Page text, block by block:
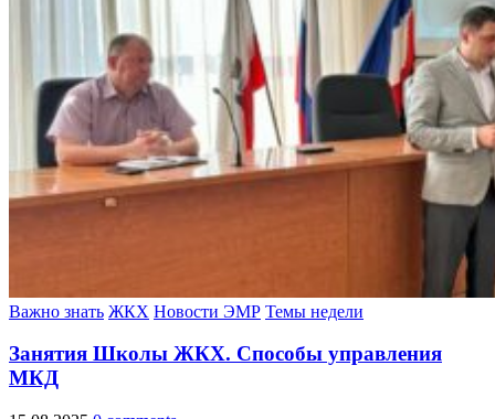
Важно знать ЖКХ Новости ЭМР Темы недели
Занятия Школы ЖКХ. Способы управления
МКД